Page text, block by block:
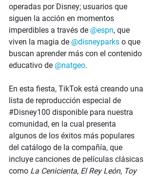
operadas por Disney; usuarios que
siguen la acción en momentos
imperdibles a través de @espn, que
viven la magia de @disneyparks o que
buscan aprender más con el contenido
educativo de @natgeo.
En esta fiesta, TikTok está creando una
lista de reproducción especial de
#Disney100 disponible para nuestra
comunidad, en la cual presenta
algunos de los éxitos más populares
del catálogo de la compañía, que
incluye canciones de películas clásicas
como La Cenicienta, El Rey León, Toy